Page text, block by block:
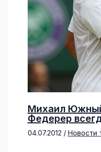
Михаил
Федерер
04.07.2012 / Новости